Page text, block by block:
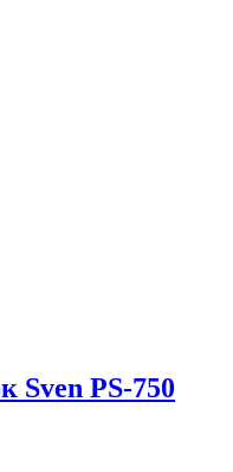
Sven PS-750